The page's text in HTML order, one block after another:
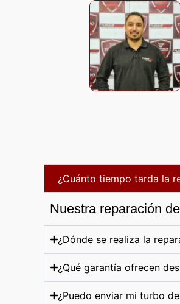
¿Cuánto tiempo tarda la
Nuestra reparación
¿Dónde se realiza la
¿Qué garantía ofrecen
¿Puedo enviar mi turbo